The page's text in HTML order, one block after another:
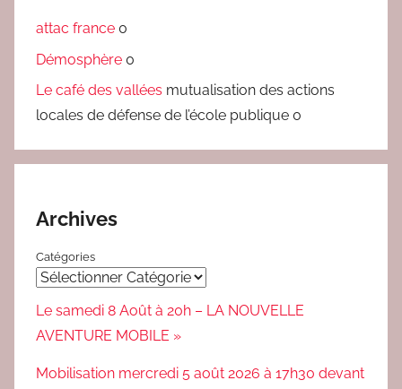
attac france 0
Démosphère 0
Le café des vallées mutualisation des actions
locales de défense de l’école publique 0
Archives
Catégories
Le samedi 8 Août à 20h – LA NOUVELLE
AVENTURE MOBILE »
Mobilisation mercredi 5 août 2026 à 17h30 devant